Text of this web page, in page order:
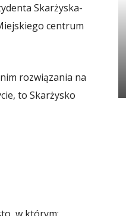
Skarżyska-
centrum
rozwiązania na
to Skarżysko